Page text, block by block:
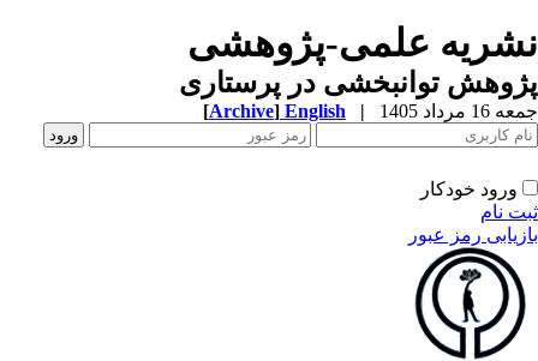
علمی-پژوهشی
توانبخشی در پرستاری
مرداد 1405 |
English
[Archive]
ورود خودکار
نام
رمز عبور